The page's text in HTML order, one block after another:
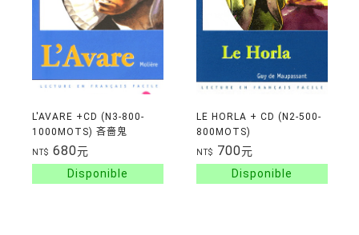
L'AVARE +CD (N3-800-
1000MOTS) 吝嗇鬼
NT$ 680元
LE HORLA + CD (N2-500-
800MOTS)
NT$ 700元